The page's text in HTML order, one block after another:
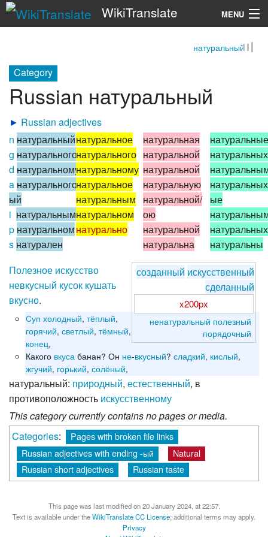
WikiTranslate MENU
натуральный
Category
Russian натуральный
► Russian adjectives
n натуральный
g натурального
d натуральному
a натурального/
ый
i натуральным
p натуральном
s натурален
натуральное
натурального
натуральному
натуральное
натуральным
натуральном
натурально
натуральная
натуральной
натуральной
натуральную
натуральной/
ою
натуральной
натуральна
натуральные
натуральных
ые
натуральных
натуральны
созданный искусственный
сделанный
x200px
ненатуральный полезный
порядочный
Полезное искусство
невкусный кусок кушать
вкусно.
Cуп холодный,тёплый,
горячий,светлый,тёмный,
конец,
Какого вкуса банан? Он не-вкусный?сладкий, кислый,
жгучий, горький,солёный,
натуральный: природный, естественный, в
противоположность искусственному
This category currently contains no pages or media.
Categories:
Pages with broken file links
Russian adjectives with ending -ый
Natural
Russian short adjectives
Russian taste
This page was last modified on 20 January 2024, at 22:57.
Text is available under theWikiTranslate CC License; additional terms may apply.
Privacy